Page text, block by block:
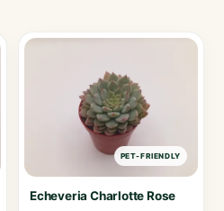
PET-FRIENDLY
Echeveria Charlotte Rose